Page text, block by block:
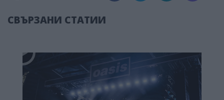
СВЪРЗАНИ СТАТИИ